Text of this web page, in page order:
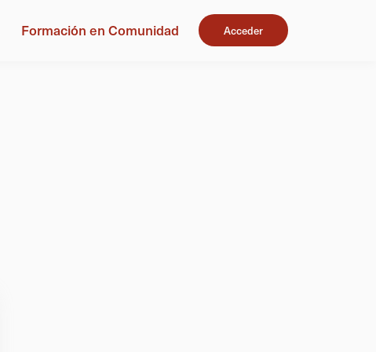
Formación en Comunidad Acceder